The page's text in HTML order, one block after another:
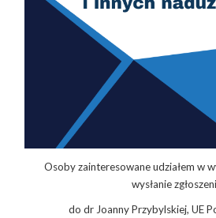
Osoby zainteresowane udziałem w
wysłanie
do dr Joanny Przybylskiej, UE